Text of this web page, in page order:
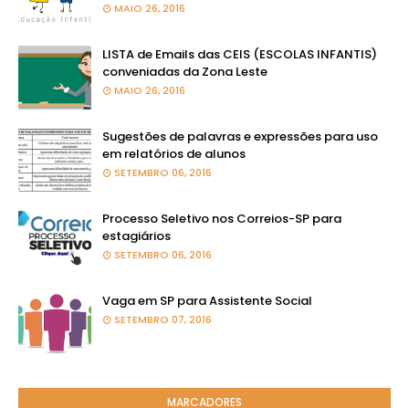
MAIO 26, 2016
LISTA de Emails das CEIS (ESCOLAS INFANTIS)
conveniadas da Zona Leste
MAIO 26, 2016
Sugestões de palavras e expressões para uso
em relatórios de alunos
SETEMBRO 06, 2016
Processo Seletivo nos Correios-SP para
estagiários
SETEMBRO 06, 2016
Vaga em SP para Assistente Social
SETEMBRO 07, 2016
MARCADORES